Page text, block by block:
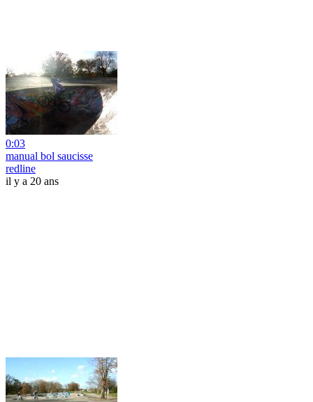
0:03
manual bol saucisse
redline
il y a 20 ans